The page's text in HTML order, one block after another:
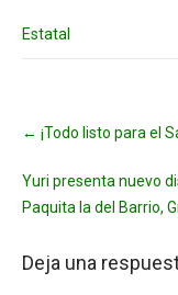
Estatal
navigation
← ¡Todo listo para el
Yuri presenta nuevo
Paquita la del Barrio,
Deja una